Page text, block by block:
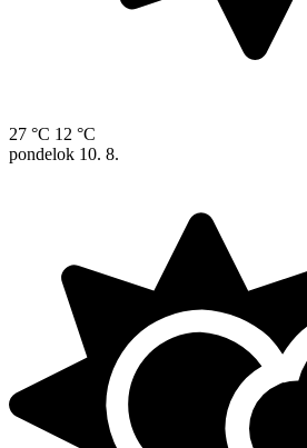
27 °C 12 °C
pondelok 10. 8.